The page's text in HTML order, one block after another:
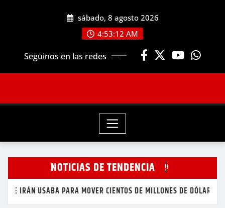
sábado, 8 agosto 2026
4:53:14 AM
Seguinos en las redes
NOTICIAS DE TENDENCIA
CIENTOS DE MILLONES DE DÓLARES INCAUTAN